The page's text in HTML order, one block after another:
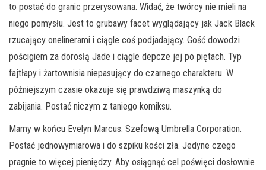
to postać do granic przerysowana. Widać, że twórcy nie mieli na
niego pomysłu. Jest to grubawy facet wyglądający jak Jack Black
rzucający onelinerami i ciągle coś podjadający. Gość dowodzi
pościgiem za dorosłą Jade i ciągle depcze jej po piętach. Typ
fajtłapy i żartownisia niepasujący do czarnego charakteru. W
późniejszym czasie okazuje się prawdziwą maszynką do
zabijania. Postać niczym z taniego komiksu.
Mamy w końcu Evelyn Marcus. Szefową Umbrella Corporation.
Postać jednowymiarowa i do szpiku kości zła. Jedyne czego
pragnie to więcej pieniędzy. Aby osiągnąć cel poświęci dosłownie